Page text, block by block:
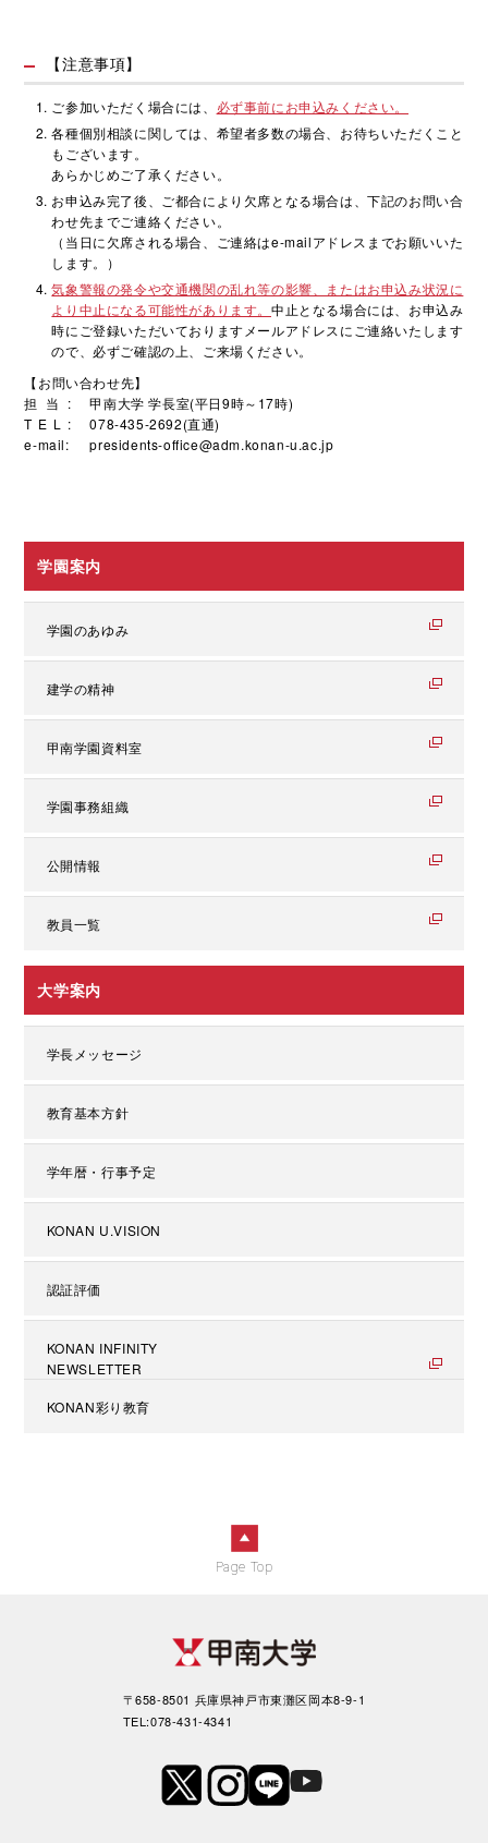
【注意事項】
ご参加いただく場合には、 必ず事前にお申込みください。
各種個別相談に関しては、希望者多数の場合、お待ちいただくこと
もございます。
あらかじめご了承ください。
お申込み完了後、ご都合により欠席となる場合は、下記のお問い合
わせ先までご連絡ください。
（当日に欠席される場合、ご連絡はe-mailアドレスまでお願いいた
します。）
気象警報の発令や交通機関の乱れ等の影響、またはお申込み状況に
より中止になる可能性があります。 中止となる場合には、お申込み
時にご登録いただいておりますメールアドレスにご連絡いたします
ので、必ずご確認の上、ご来場ください。
【お問い合わせ先】
担当:
甲南大学 学長室(平日9時～17時)
TEL:
078-435-2692(直通)
e-mail:
presidents-office@adm.konan-u.ac.jp
学園案内
学園のあゆみ
建学の精神
甲南学園資料室
学園事務組織
公開情報
教員一覧
大学案内
学長メッセージ
教育基本方針
学年暦・行事予定
KONAN U.VISION
認証評価
KONAN INFINITY
NEWSLETTER
KONAN彩り教育
Page Top
〒658-8501 兵庫県神戸市東灘区岡本8-9-1
TEL:078-431-4341